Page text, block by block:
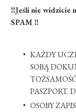
‼Jeśli nie widzicie
SPAM ‼
KAŻDY
SOBĄ
PASZPORT.
OSOBY